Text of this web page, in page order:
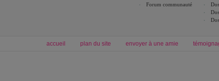
Forum communauté
accueil plan du site envoyer à une amie